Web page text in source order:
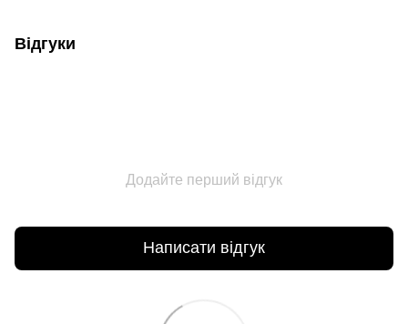
Відгуки
Додайте перший відгук
Написати відгук